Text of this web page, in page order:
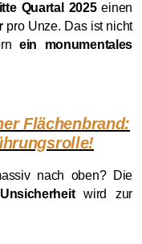
Quartal 2025einen
pro Unze. Das ist nicht
ein monumentales
Flächenbrand:
nach oben? Die
Unsicherheitwird zur